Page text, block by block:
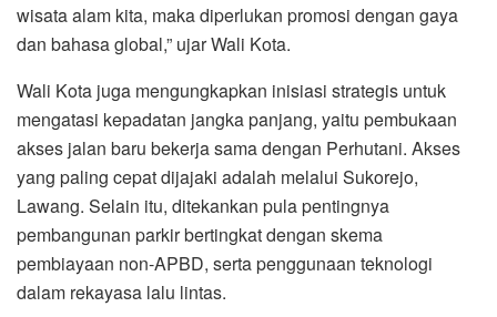
wisata alam kita, maka diperlukan promosi dengan gaya
dan bahasa global,” ujar Wali Kota.
Wali Kota juga mengungkapkan inisiasi strategis untuk
mengatasi kepadatan jangka panjang, yaitu pembukaan
akses jalan baru bekerja sama dengan Perhutani. Akses
yang paling cepat dijajaki adalah melalui Sukorejo,
Lawang. Selain itu, ditekankan pula pentingnya
pembangunan parkir bertingkat dengan skema
pembiayaan non-APBD, serta penggunaan teknologi
dalam rekayasa lalu lintas.